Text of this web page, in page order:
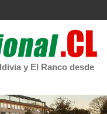
y El Ranco desde